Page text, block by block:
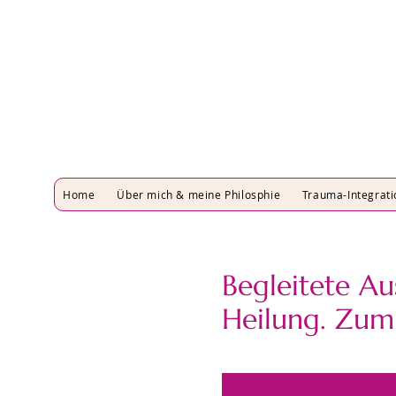
Home Über mich & meine Philosphie Trauma-
Begleitete
Heilung.